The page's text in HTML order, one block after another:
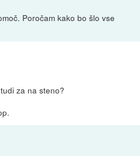
Poročam kako bo šlo vse
za na steno?